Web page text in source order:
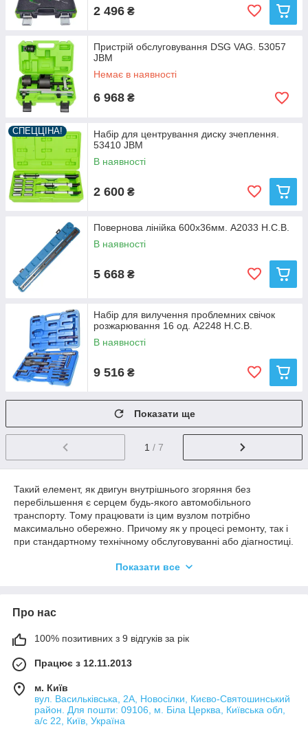
2 496 ₴
Пристрій обслуговування DSG VAG. 53057
JBM
Немає в наявності
6 968 ₴
СПЕЦЦІНА!
Набір для центрування диску зчеплення.
53410 JBM
В наявності
2 600 ₴
Повернова лінійка 600х36мм. A2033 H.C.B.
В наявності
5 668 ₴
Набір для вилучення проблемних свічок
розжарювання 16 од. A2248 H.C.B.
В наявності
9 516 ₴
Показати ще
1 / 7
Такий елемент, як двигун внутрішнього згоряння без
перебільшення є серцем будь-якого автомобільного
транспорту. Тому працювати із цим вузлом потрібно
максимально обережно. Причому як у процесі ремонту, так і
при стандартному технічному обслуговуванні або діагностиці.
ручний інструмент, який стане в пригоді тим, хто збирається
вітчизняному ринку, буде доречною на станціях технічного
розраховані на постійне використання.
Купити ручні інструменти для роботи з
ДВС
Серед асортименту набори фіксаторів ГРМ, розподільного
Показати все
Про нас
100% позитивних з 9 відгуків за рік
Працює з 12.11.2013
м. Київ
вул. Васильківська, 2А, Новосілки, Києво-Святошинський
район. Для пошти: 09106, м. Біла Церква, Київська обл,
а/с 22, Київ, Україна